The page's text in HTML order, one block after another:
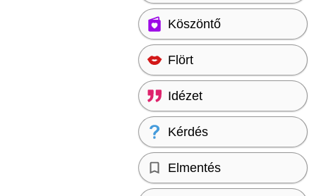
Köszöntő
Flört
Idézet
Kérdés
Elmentés